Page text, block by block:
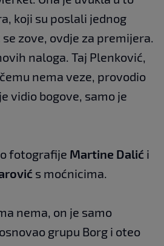
koji su poslali jednog
zove, ovdje za premijera.
naloga. Taj Plenković,
nema veze, provodio
vidio bogove, samo je
fotografije Martine Dalić i
s moćnicima.
nema, on je samo
grupu Borg i oteo